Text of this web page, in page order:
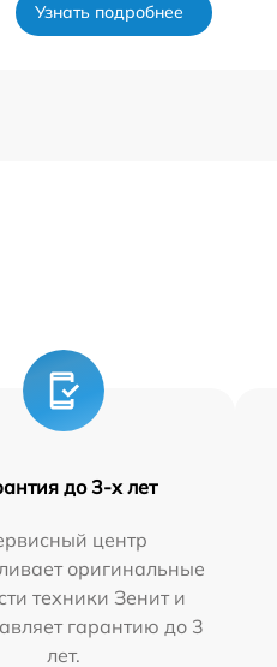
Узнать подробнее
до 3-х лет
центр
оригинальные
техники Зенит и
гарантию до 3
лет.